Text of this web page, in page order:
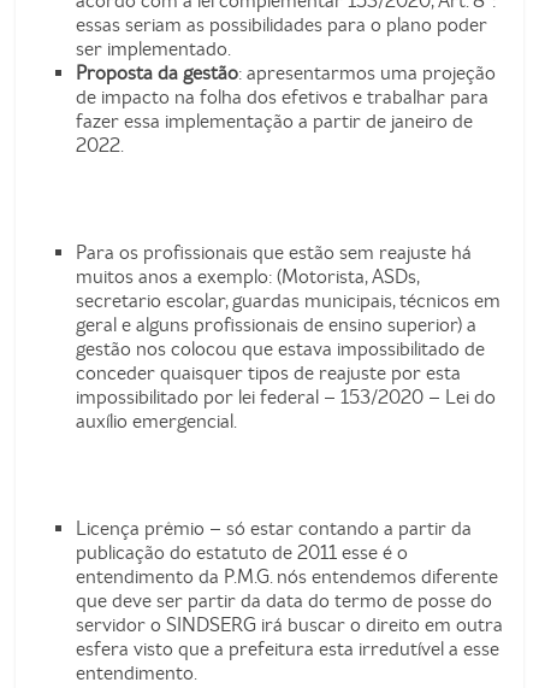
essas seriam as possibilidades para o plano poder
ser implementado.
Proposta da gestão: apresentarmos uma projeção
de impacto na folha dos efetivos e trabalhar para
fazer essa implementação a partir de janeiro de
2022.
Para os profissionais que estão sem reajuste há
muitos anos a exemplo: (Motorista, ASDs,
secretario escolar, guardas municipais, técnicos em
geral e alguns profissionais de ensino superior) a
gestão nos colocou que estava impossibilitado de
conceder quaisquer tipos de reajuste por esta
impossibilitado por lei federal – 153/2020 – Lei do
auxílio emergencial.
Licença prêmio – só estar contando a partir da
publicação do estatuto de 2011 esse é o
entendimento da P.M.G. nós entendemos diferente
que deve ser partir da data do termo de posse do
servidor o SINDSERG irá buscar o direito em outra
esfera visto que a prefeitura esta irredutível a esse
entendimento.